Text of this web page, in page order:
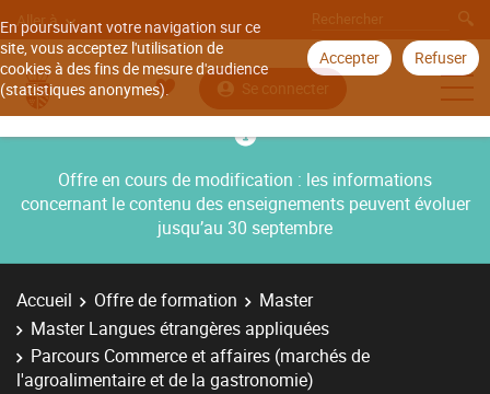
En poursuivant votre navigation sur ce
site, vous acceptez l'utilisation de
cookies à des fins de mesure d'audience
(statistiques anonymes).
Accepter Refuser
Aller à
Se connecter
Offre en cours de modification : les informations
concernant le contenu des enseignements peuvent évoluer
jusqu’au 30 septembre
Accueil Offre de formation
Master
Master Langues étrangères appliquées
Parcours Commerce et affaires (marchés de
l'agroalimentaire et de la gastronomie)